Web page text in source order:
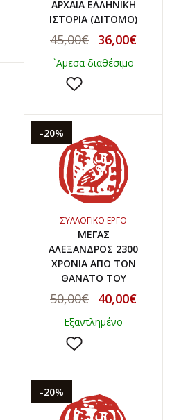
ΑΡΧΑΙΑ ΕΛΛΗΝΙΚΗ
ΙΣΤΟΡΙΑ (ΔΙΤΟΜΟ)
45,00€ 36,00€
`Αμεσα διαθέσιμο
-20%
ΣΥΛΛΟΓΙΚΟ ΕΡΓΟ
ΜΕΓΑΣ
ΑΛΕΞΑΝΔΡΟΣ 2300
ΧΡΟΝΙΑ ΑΠΟ ΤΟΝ
ΘΑΝΑΤΟ ΤΟΥ
50,00€ 40,00€
Εξαντλημένο
-20%